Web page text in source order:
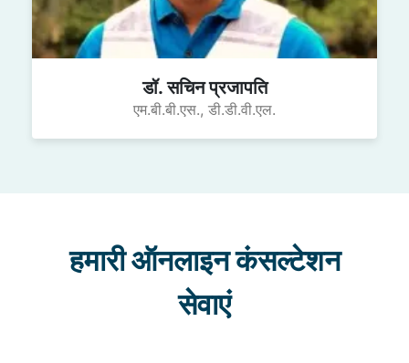
डॉ. सचिन प्रजापति
एम.बी.बी.एस., डी.डी.वी.एल.
हमारी ऑनलाइन कंसल्टेशन
सेवाएं